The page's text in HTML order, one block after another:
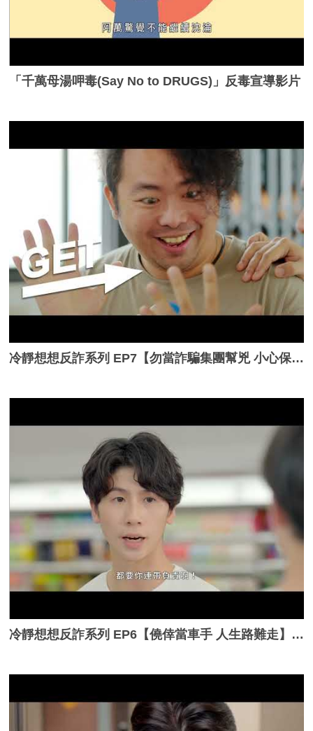
「千萬母湯呷毒(Say No to DRUGS)」反毒宣導影片
冷靜想想反詐系列 EP7【勿當詐騙集團幫兇 小心保管證件帳戶】_完整版
冷靜想想反詐系列 EP6【僥倖當車手 人生路難走】_完整版